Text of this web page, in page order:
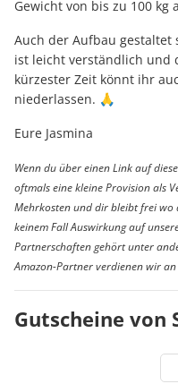
Gewicht von bis zu 100 kg
Auch der Aufbau
ist leicht verständlich und
kürzester Zeit könnt ihr
niederlassen. 🙏
Eure Jasmina
Wenn du über einen Link auf
oftmals eine kleine Provision als
Mehrkosten und dir bleibt frei wo
keinem Fall Auswirkung auf
Partnerschaften gehört unter
Amazon-Partner verdienen wir
Gutscheine von